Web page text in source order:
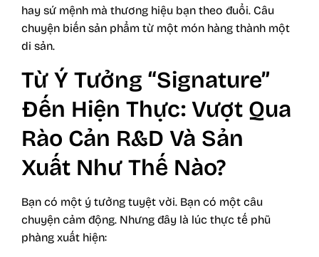
hay sứ mệnh mà thương hiệu bạn theo đuổi. Câu
chuyện biến sản phẩm từ một món hàng thành một
di sản.
Từ Ý Tưởng “Signature”
Đến Hiện Thực: Vượt Qua
Rào Cản R&D Và Sản
Xuất Như Thế Nào?
Bạn có một ý tưởng tuyệt vời. Bạn có một câu
chuyện cảm động. Nhưng đây là lúc thực tế phũ
phàng xuất hiện: